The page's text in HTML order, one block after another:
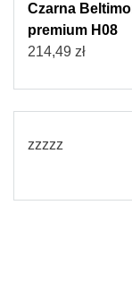
Czarna
premium H08
214,49 zł
zzzzz